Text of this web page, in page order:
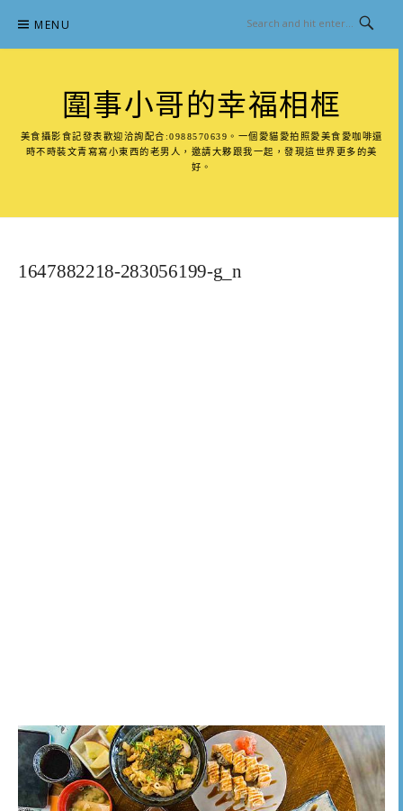
content
MENU
圍事小哥的幸福相框
美食攝影食記發表歡迎洽詢配合:0988570639。一個愛貓愛拍照愛美食愛咖啡還
時不時裝文青寫寫小東西的老男人，邀請大夥跟我一起，發現這世界更多的美
好。
1647882218-283056199-g_n